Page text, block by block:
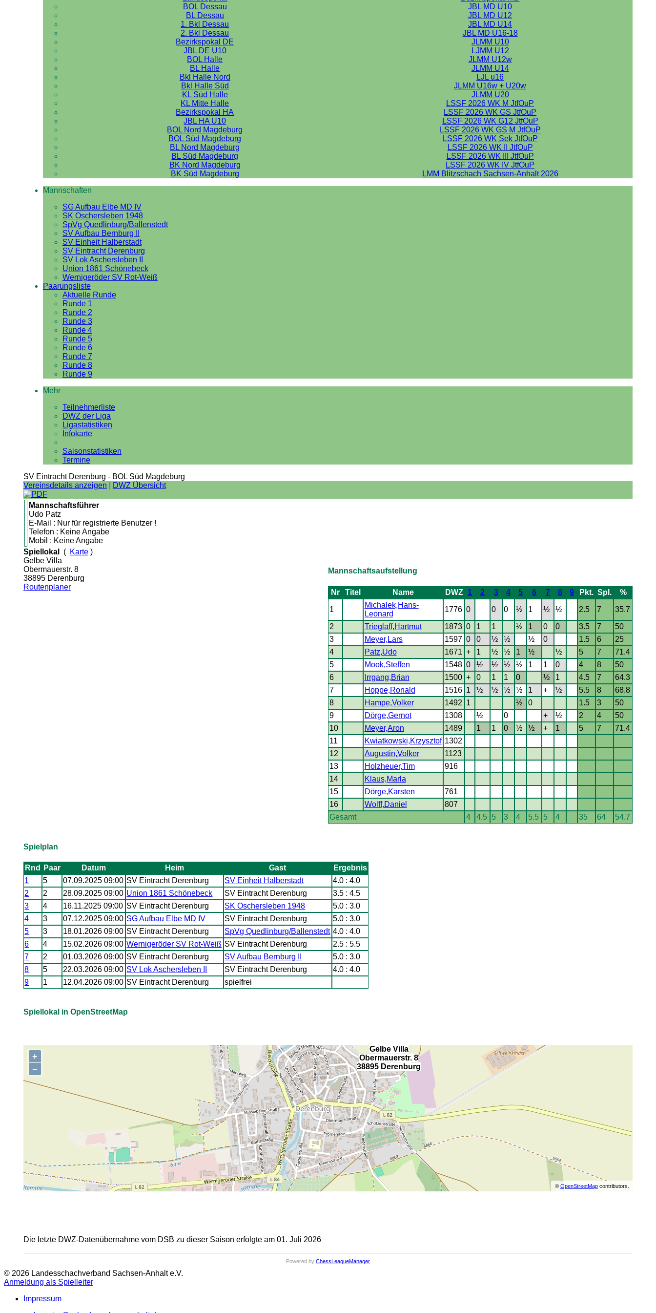
BOL Dessau
JBL MD U10
BL Dessau
JBL MD U12
1. Bkl Dessau
JBL MD U14
2. Bkl Dessau
JBL MD U16-18
Bezirkspokal DE
JLMM U10
JBL DE U10
LJMM U12
BOL Halle
JLMM U12w
BL Halle
JLMM U14
Bkl Halle Nord
LJL u16
Bkl Halle Süd
JLMM U16w + U20w
KL Süd Halle
JLMM U20
KL Mitte Halle
LSSF 2026 WK M JtfOuP
Bezirkspokal HA
LSSF 2026 WK GS JtfOuP
JBL HA U10
LSSF 2026 WK G12 JtfOuP
BOL Nord Magdeburg
LSSF 2026 WK GS M JtfOuP
BOL Süd Magdeburg
LSSF 2026 WK Sek JtfOuP
BL Nord Magdeburg
LSSF 2026 WK II JtfOuP
BL Süd Magdeburg
LSSF 2026 WK III JtfOuP
BK Nord Magdeburg
LSSF 2026 WK IV JtfOuP
BK Süd Magdeburg
LMM Blitzschach Sachsen-Anhalt 2026
Mannschaften
SG Aufbau Elbe MD IV
SK Oschersleben 1948
SpVg Quedlinburg/Ballenstedt
SV Aufbau Bernburg II
SV Einheit Halberstadt
SV Eintracht Derenburg
SV Lok Aschersleben II
Union 1861 Schönebeck
Wernigeröder SV Rot-Weiß
Paarungsliste
Aktuelle Runde
Runde 1
Runde 2
Runde 3
Runde 4
Runde 5
Runde 6
Runde 7
Runde 8
Runde 9
Mehr
Teilnehmerliste
DWZ der Liga
Ligastatistiken
Infokarte
Saisonstatistiken
Termine
SV Eintracht Derenburg - BOL Süd Magdeburg
Vereinsdetails anzeigen
DWZ Übersicht
Mannschaftsführer
Udo Patz
E-Mail : Nur für registrierte Benutzer !
Telefon : Keine Angabe
Mobil : Keine Angabe
Spiellokal
( Karte)
Gelbe Villa
Obermauerstr. 8
38895 Derenburg
Routenplaner
Mannschaftsaufstellung
Nr Titel Name DWZ 1 2 3 4 5 6 7 8 9 Pkt. Spl. %
1
Michalek,Hans-
Leonard
1776 0 0 0 ½ 1 ½ ½ 2.5 7 35.7
2 Trieglaff,Hartmut 1873 0 1 1 ½ 1 0 0 3.5 7
50
3
Meyer,Lars 1597 0 0 ½ ½ ½ 0 1.5 6
25
4
Patz,Udo 1671 + 1 ½ ½ 1 ½ ½ 5 7
71.4
5
Mook,Steffen 1548 0 ½ ½ ½ ½ 1 1 0 4 8
50
6
Irrgang,Brian 1500 + 0 1 1 0 ½ 1 4.5 7
64.3
7
Hoppe,Ronald 1516 1 ½ ½ ½ ½ 1 + ½ 5.5 8
68.8
8
Hampe,Volker 1492 1 ½ 0 1.5 3
50
9
Dörge,Gernot 1308 ½ 0 + ½ 2 4
50
10
Meyer,Aron 1489 1 1 0 ½ ½ + 1 5 7
71.4
11
Kwiatkowski,Krzysztof 1302
12
Augustin,Volker
1123
13
Holzheuer,Tim
916
14
Klaus,Marla
15
Dörge,Karsten
761
16
Wolff,Daniel
807
Gesamt
4 4.5 5 3 4 5.5 5 4 35 64 54.7
Spielplan
Rnd Paar Datum Heim Gast
Ergebnis
1
5 07.09.2025 09:00 SV Eintracht Derenburg SV Einheit Halberstadt
4.0 : 4.0
2
2 28.09.2025 09:00 Union 1861 Schönebeck SV Eintracht Derenburg
3.5 : 4.5
3
4 16.11.2025 09:00 SV Eintracht Derenburg SK Oschersleben 1948
5.0 : 3.0
4
3 07.12.2025 09:00 SG Aufbau Elbe MD IV SV Eintracht Derenburg
5.0 : 3.0
5
3 18.01.2026 09:00 SV Eintracht Derenburg SpVg Quedlinburg/Ballenstedt 4.0 : 4.0
6
4 15.02.2026 09:00 Wernigeröder SV Rot-Weiß SV Eintracht Derenburg
2.5 : 5.5
7
2 01.03.2026 09:00 SV Eintracht Derenburg SV Aufbau Bernburg II
5.0 : 3.0
8
5 22.03.2026 09:00 SV Lok Aschersleben II SV Eintracht Derenburg
4.0 : 4.0
9
1 12.04.2026 09:00 SV Eintracht Derenburg spielfrei
Spiellokal in OpenStreetMap
+
−
© OpenStreetMapcontributors.
Gelbe Villa
Obermauerstr. 8
38895 Derenburg
Die letzte DWZ-Datenübernahme vom DSB zu dieser Saison erfolgte am 01. Juli 2026
Powered by ChessLeagueManager
© 2026 Landesschachverband Sachsen-Anhalt e.V.
Anmeldung als Spielleiter
Impressum